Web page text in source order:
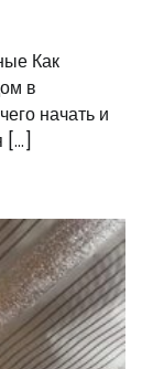
Как
в
начать и
[…]